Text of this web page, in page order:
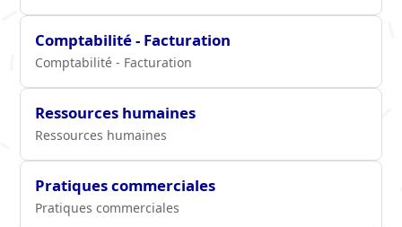
Comptabilité - Facturation
Comptabilité - Facturation
Ressources humaines
Ressources humaines
Pratiques commerciales
Pratiques commerciales